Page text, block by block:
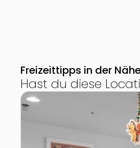
Freizeittipps in der
Hast du diese
Zur Detailseite von